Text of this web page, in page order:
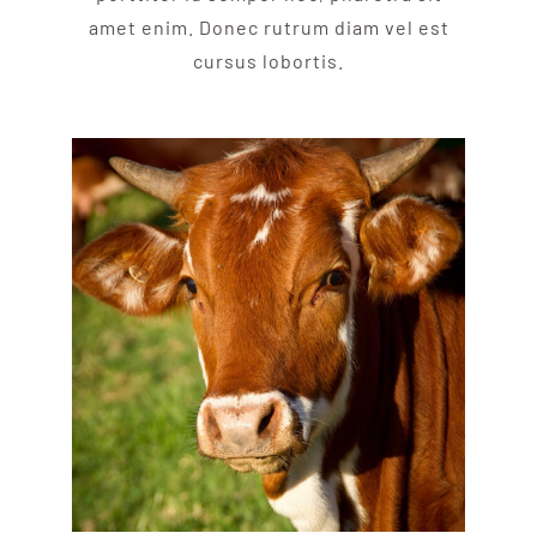
amet enim. Donec rutrum diam vel est
cursus lobortis.